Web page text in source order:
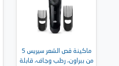
ماكينة قص الشعر سيريس 5
من ببراون، رطب وجاف، قابلة